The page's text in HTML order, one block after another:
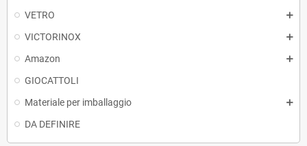
VETRO
VICTORINOX
Amazon
GIOCATTOLI
Materiale per imballaggio
DA DEFINIRE